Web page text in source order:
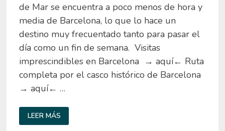
de Mar se encuentra a poco menos de hora y
media de Barcelona, lo que lo hace un
destino muy frecuentado tanto para pasar el
día como un fin de semana. Visitas
imprescindibles en Barcelona → aquí← Ruta
completa por el casco histórico de Barcelona
→ aquí← …
QUE
VER
Y
LEER MÁS